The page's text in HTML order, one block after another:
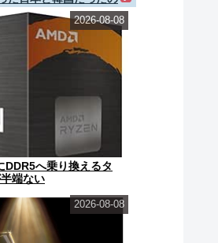
DDR5へ乗り換えるタ
端ない
2026-08-08
2026-08-08